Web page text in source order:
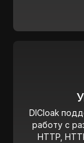
DICloak
работу с
HTTP,